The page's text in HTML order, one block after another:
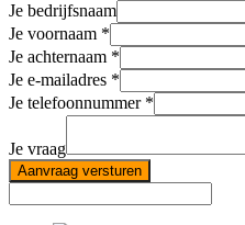
Je bedrijfsnaam
Je voornaam
Je achternaam
Je e-mailadres
Je telefoonnummer
Je vraag
Aanvraag versturen